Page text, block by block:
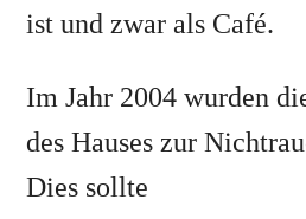
ist und zwar als Café.
Im Jahr 2004 wurden
des Hauses zur
Dies sollte